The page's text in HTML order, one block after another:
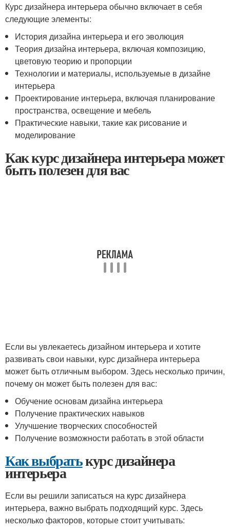
Курс дизайнера интерьера обычно включает в себя
следующие элементы:
История дизайна интерьера и его эволюция
Теория дизайна интерьера, включая композицию,
цветовую теорию и пропорции
Технологии и материалы, используемые в дизайне
интерьера
Проектирование интерьера, включая планирование
пространства, освещение и мебель
Практические навыки, такие как рисование и
моделирование
Как курс дизайнера интерьера может
быть полезен для вас
Если вы увлекаетесь дизайном интерьера и хотите
развивать свои навыки, курс дизайнера интерьера
может быть отличным выбором. Здесь несколько причин,
почему он может быть полезен для вас:
Обучение основам дизайна интерьера
Получение практических навыков
Улучшение творческих способностей
Получение возможности работать в этой области
Как выбратькурс дизайнера
интерьера
Если вы решили записаться на курс дизайнера
интерьера, важно выбрать подходящий курс. Здесь
несколько факторов, которые стоит учитывать: